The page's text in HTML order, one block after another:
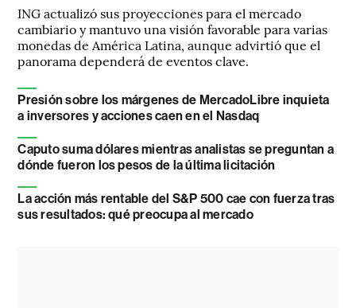
ING actualizó sus proyecciones para el mercado
cambiario y mantuvo una visión favorable para varias
monedas de América Latina, aunque advirtió que el
panorama dependerá de eventos clave.
Presión sobre los márgenes de MercadoLibre inquieta
a inversores y acciones caen en el Nasdaq
Caputo suma dólares mientras analistas se preguntan a
dónde fueron los pesos de la última licitación
La acción más rentable del S&P 500 cae con fuerza tras
sus resultados: qué preocupa al mercado